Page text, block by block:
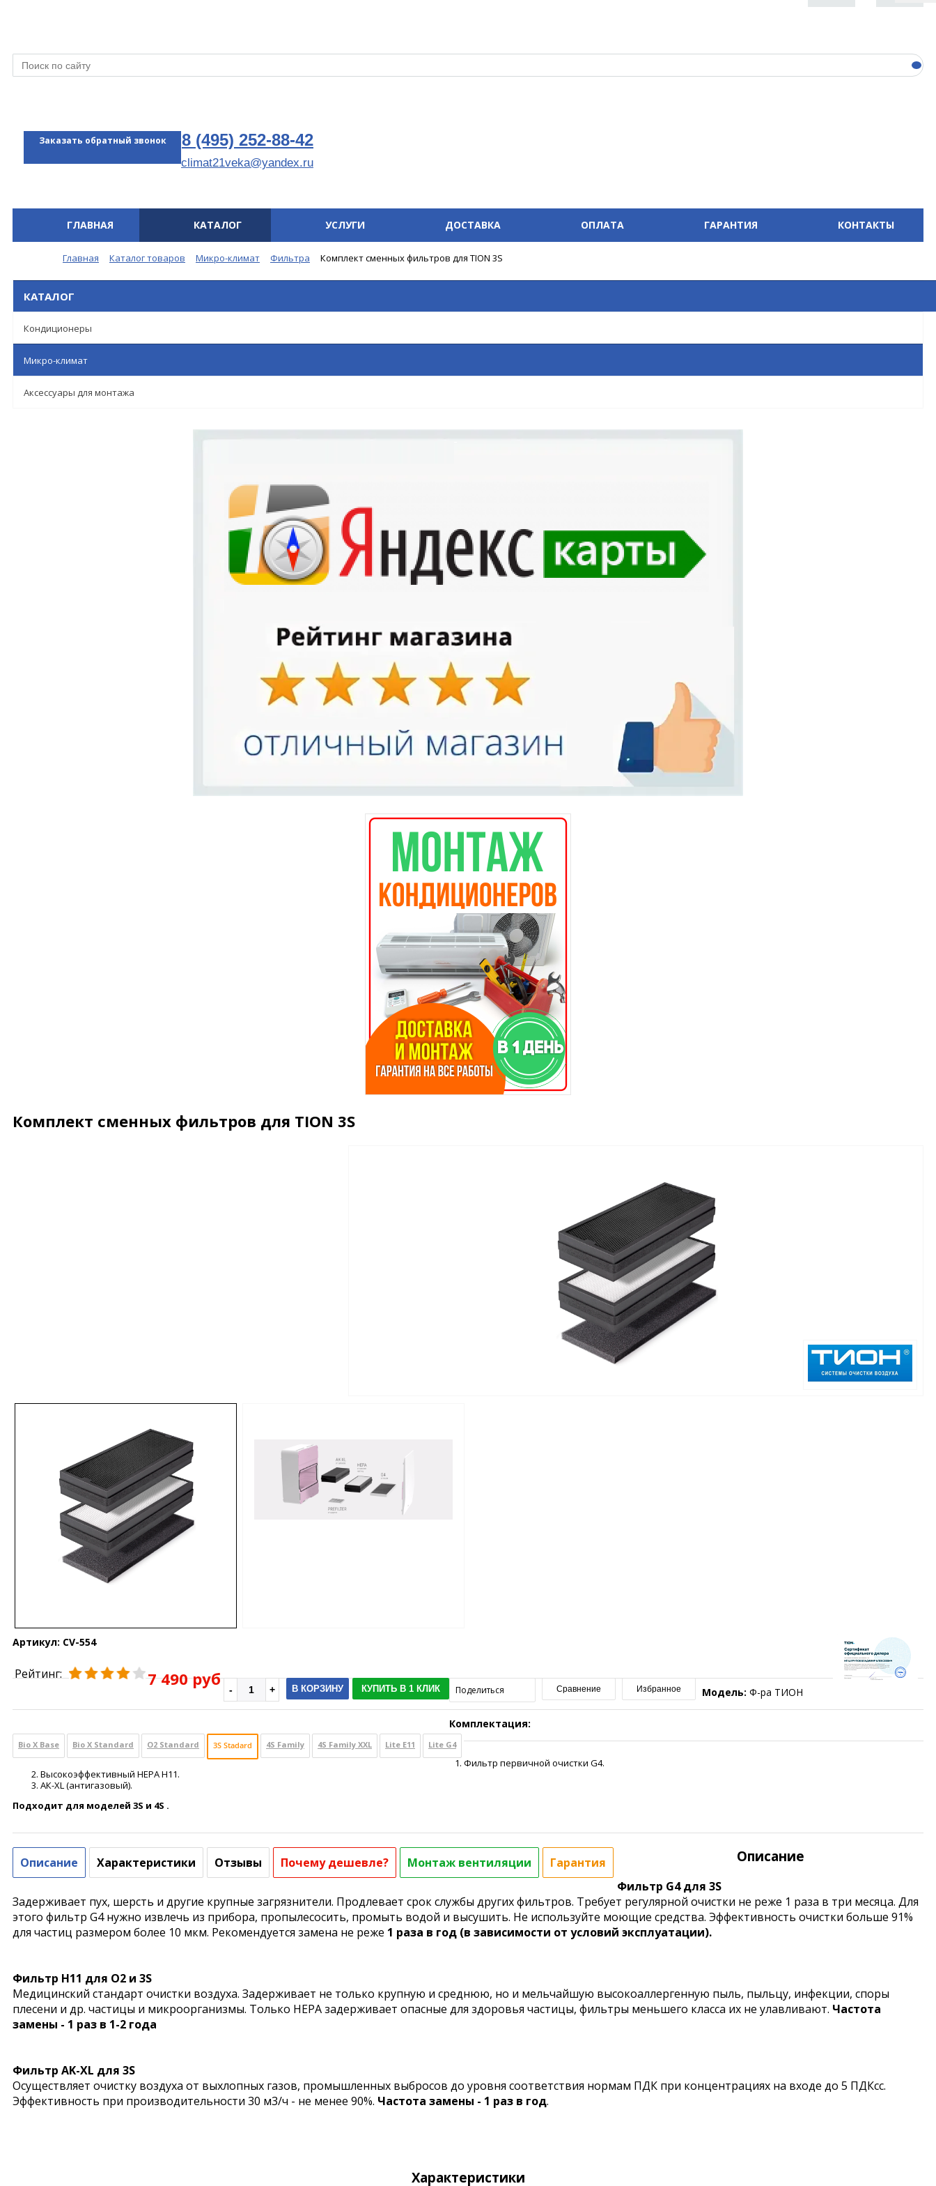
8 (495) 252-88-42
climat21veka@yandex.ru
Заказать обратный звонок
ГЛАВНАЯ КАТАЛОГ УСЛУГИ ДОСТАВКА ОПЛАТА ГАРАНТИЯ КОНТАКТЫ
Главная Каталог товаров Микро-климат Фильтра Комплект сменных фильтров для TION 3S
КАТАЛОГ
Кондиционеры
Микро-климат
Аксессуары для монтажа
Комплект сменных фильтров для TION 3S
Артикул: CV-554
Рейтинг: 7 490 руб В КОРЗИНУ КУПИТЬ В 1 КЛИК Поделиться Сравнение Избранное Модель: Ф-ра ТИОН
Комплектация:
Bio X Base Bio X Standard O2 Standard 3S Stadard 4S Family 4S Family ХХL Lite E11 Lite G4
Фильтр первичной очистки G4.
Высокоэффективный HEPA H11.
АК-XL (антигазовый).
Подходит для моделей 3S и 4S .
Описание Характеристики Отзывы Почему дешевле? Монтаж вентиляции Гарантия Описание
Фильтр G4 для 3S
Задерживает пух, шерсть и другие крупные загрязнители. Продлевает срок службы других фильтров. Требует регулярной очистки не реже 1 раза в три месяца. Для
этого фильтр G4 нужно извлечь из прибора, пропылесосить, промыть водой и высушить. Не используйте моющие средства. Эффективность очистки больше 91%
для частиц размером более 10 мкм. Рекомендуется замена не реже 1 раза в год (в зависимости от условий эксплуатации).
Фильтр H11 для O2 и 3S
Медицинский стандарт очистки воздуха. Задерживает не только крупную и среднюю, но и мельчайшую высокоаллергенную пыль, пыльцу, инфекции, споры
плесени и др. частицы и микроорганизмы. Только HEPA задерживает опасные для здоровья частицы, фильтры меньшего класса их не улавливают. Частота
замены - 1 раз в 1-2 года
Фильтр AK-XL для 3S
Осуществляет очистку воздуха от выхлопных газов, промышленных выбросов до уровня соответствия нормам ПДК при концентрациях на входе до 5 ПДКсс.
Эффективность при производительности 30 м3/ч - не менее 90%. Частота замены - 1 раз в год.
Характеристики